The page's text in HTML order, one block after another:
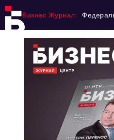
Бизнес Журнал: